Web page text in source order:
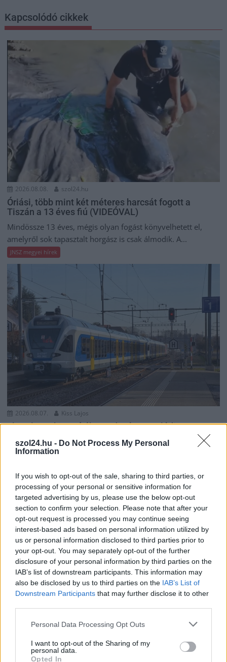
szol24.hu - Do Not Process My Personal
Information
If you wish to opt-out of the sale, sharing to third parties, or
processing of your personal or sensitive information for
targeted advertising by us, please use the below opt-out
section to confirm your selection. Please note that after your
opt-out request is processed you may continue seeing
interest-based ads based on personal information utilized by
us or personal information disclosed to third parties prior to
your opt-out. You may separately opt-out of the further
disclosure of your personal information by third parties on the
IAB’s list of downstream participants. This information may
also be disclosed by us to third parties on the IAB’s List of
Downstream Participants that may further disclose it to other
Please note that this website/app uses one or more Google
not limited to your visit or usage behaviour. You may click to
grant or deny consent to Google and its third-party tags to
Personal Data Processing Opt Outs
I want to opt-out of the Sharing of my
personal data.
Opted In
Kapcsolódó cikkek
2026.08.08. szol24.hu
Óriási, több mint két méteres harcsát fogott a
Tiszán a 13 éves fiú (VIDEÓVAL)
Mindössze 13 éves, mégis olyan fogást könyvelhetett el,
amelyről sok tapasztalt horgász is csak álmodik. A...
JNSZ megyei hírek
2026.08.07. Kiss Lajos
Elromlott a biztosítóberendezés a ceglédi
menetrendhez képest, kimaradás is előfordult
pedig újra megadta magát a ceglédi vonalon, így...
JNSZ megyei hírek
2026.08.06. Kiss Lajos
Sok volt az igazolatlan hiányzás, Pócs János